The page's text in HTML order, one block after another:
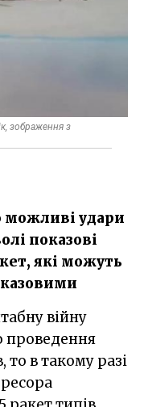
зображення з
можливі удари
показові
які можуть
проведення
то в такому разі